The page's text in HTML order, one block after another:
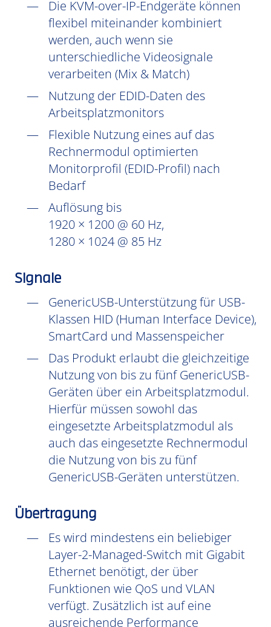
Die KVM-over-IP-Endgeräte können
flexibel miteinander kombiniert
werden, auch wenn sie
unterschiedliche Videosignale
verarbeiten (Mix & Match)
Nutzung der EDID-Daten des
Arbeitsplatzmonitors
Flexible Nutzung eines auf das
Rechnermodul optimierten
Monitorprofil (EDID-Profil) nach
Bedarf
Auflösung bis
1920 × 1200 @ 60 Hz,
1280 × 1024 @ 85 Hz
Signale
GenericUSB-Unterstützung für USB-
Klassen HID (Human Interface Device),
SmartCard und Massenspeicher
Das Produkt erlaubt die gleichzeitige
Nutzung von bis zu fünf GenericUSB-
Geräten über ein Arbeitsplatzmodul.
Hierfür müssen sowohl das
eingesetzte Arbeitsplatzmodul als
auch das eingesetzte Rechnermodul
die Nutzung von bis zu fünf
GenericUSB-Geräten unterstützen.
Übertragung
Es wird mindestens ein beliebiger
Layer-2-Managed-Switch mit Gigabit
Ethernet benötigt, der über
Funktionen wie QoS und VLAN
verfügt. Zusätzlich ist auf eine
ausreichende Performance